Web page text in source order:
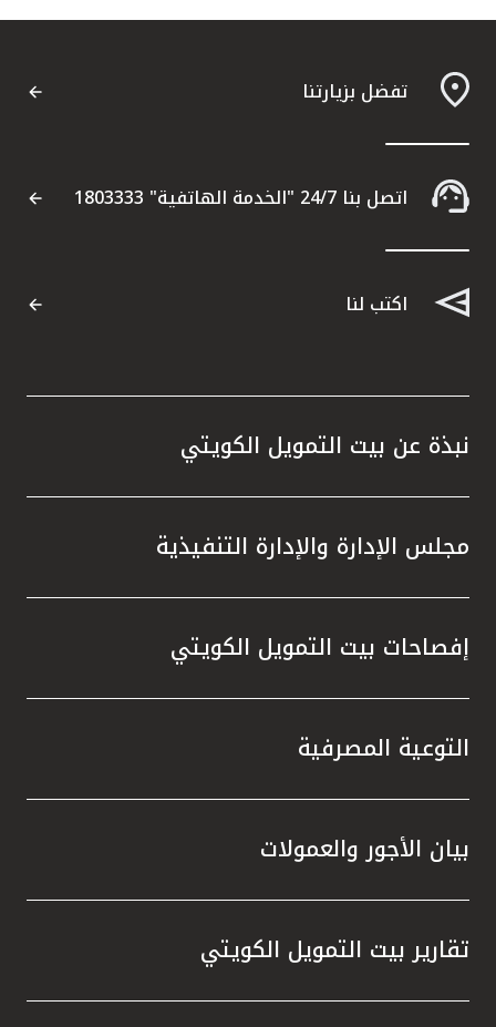
تفضل بزيارتنا
اتصل بنا 24/7 "الخدمة الهاتفية" 1803333
اكتب لنا
نبذة عن بيت التمويل الكويتي
مجلس الإدارة والإدارة التنفيذية
إفصاحات بيت التمويل الكويتي
التوعية المصرفية
بيان الأجور والعمولات
تقارير بيت التمويل الكويتي